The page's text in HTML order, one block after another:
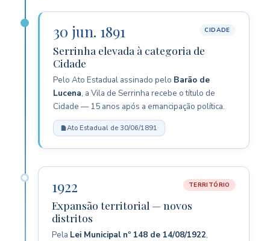
30 jun. 1891 CIDADE
Serrinha elevada à categoria de
Cidade
Pelo Ato Estadual assinado pelo Barão de
Lucena, a Vila de Serrinha recebe o título de
Cidade — 15 anos após a emancipação política.
Ato Estadual de 30/06/1891
1922 TERRITÓRIO
Expansão territorial — novos
distritos
Pela Lei Municipal nº 148 de 14/08/1922,